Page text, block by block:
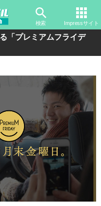
検索 Impressサイト
「プレミアムフライデ